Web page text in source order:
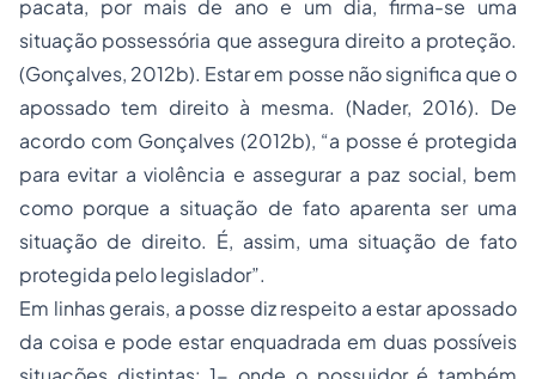
pacata, por mais de ano e um dia, firma-se uma
situação possessória que assegura direito a proteção.
(Gonçalves, 2012b). Estar em posse não significa que o
apossado tem direito à mesma. (Nader, 2016). De
acordo com Gonçalves (2012b), “a posse é protegida
para evitar a violência e assegurar a paz social, bem
como porque a situação de fato aparenta ser uma
situação de direito. É, assim, uma situação de fato
protegida pelo legislador”.
Em linhas gerais, a posse diz respeito a estar apossado
da coisa e pode estar enquadrada em duas possíveis